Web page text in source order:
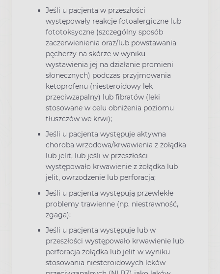
Jeśli u pacjenta w przeszłości
występowały reakcje fotoalergiczne lub
fototoksyczne (szczególny sposób
zaczerwienienia oraz/lub powstawania
pęcherzy na skórze w wyniku
wystawienia jej na działanie promieni
słonecznych) podczas przyjmowania
ketoprofenu (niesteroidowy lek
przeciwzapalny) lub fibratów (leki
stosowane w celu obniżenia poziomu
tłuszczów we krwi);
Jeśli u pacjenta występuje aktywna
choroba wrzodowa/krwawienia z żołądka
lub jelit, lub jeśli w przeszłości
występowało krwawienie z żołądka lub
jelit, owrzodzenie lub perforacja;
Jeśli u pacjenta występują przewlekłe
problemy trawienne (np. niestrawność,
zgaga);
Jeśli u pacjenta występuje lub w
przeszłości występowało krwawienie lub
perforacja żołądka lub jelit w wyniku
stosowania niesteroidowych leków